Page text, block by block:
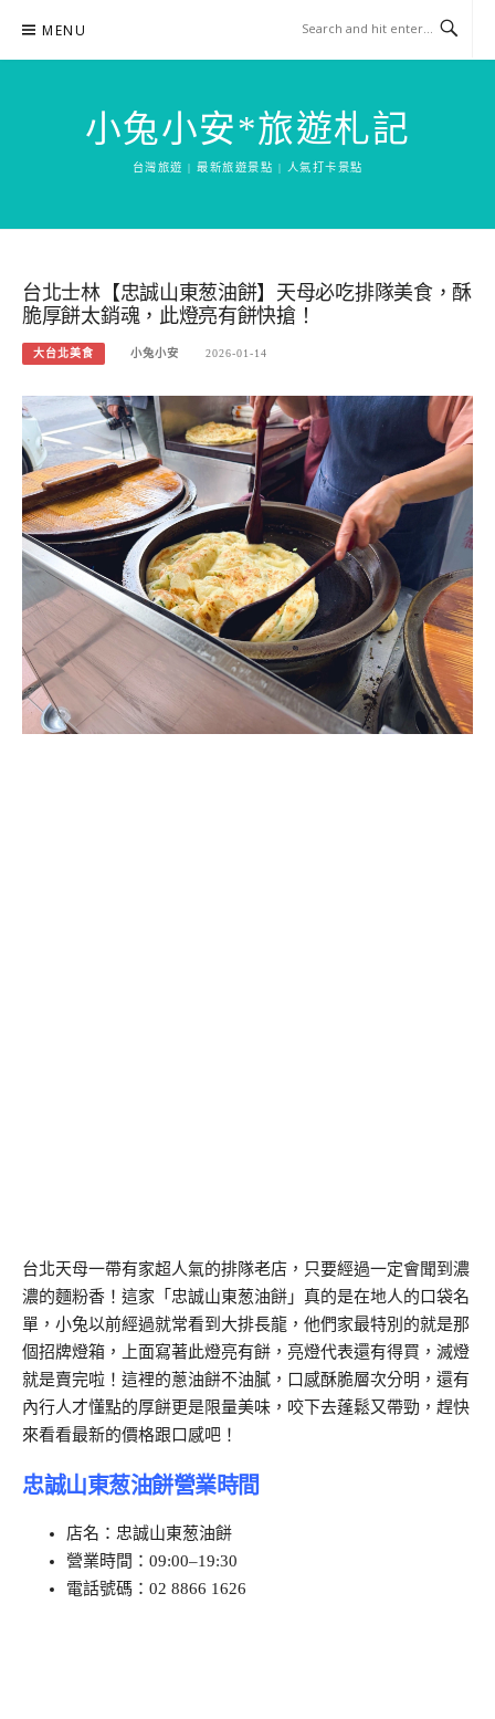
content
MENU
小兔小安*旅遊札記
台灣旅遊 | 最新旅遊景點 | 人氣打卡景點
台北士林【忠誠山東葱油餅】天母必吃排隊美食，酥
脆厚餅太銷魂，此燈亮有餅快搶！
大台北美食 小兔小安 2026-01-14
台北天母一帶有家超人氣的排隊老店，只要經過一定會聞到濃
濃的麵粉香！這家「忠誠山東葱油餅」真的是在地人的口袋名
單，小兔以前經過就常看到大排長龍，他們家最特別的就是那
個招牌燈箱，上面寫著此燈亮有餅，亮燈代表還有得買，滅燈
就是賣完啦！這裡的蔥油餅不油膩，口感酥脆層次分明，還有
內行人才懂點的厚餅更是限量美味，咬下去蓬鬆又帶勁，趕快
來看看最新的價格跟口感吧！
忠誠山東葱油餅營業時間
店名：忠誠山東葱油餅
營業時間：09:00–19:30
電話號碼：02 8866 1626